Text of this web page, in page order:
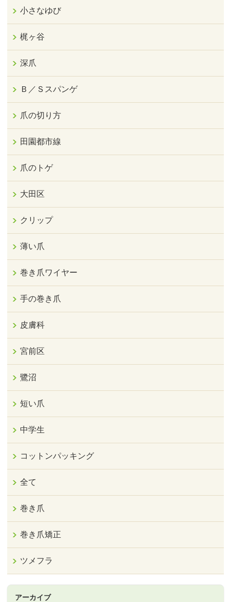
小さなゆび
梶ヶ谷
深爪
Ｂ／Ｓスパンゲ
爪の切り方
田園都市線
爪のトゲ
大田区
クリップ
薄い爪
巻き爪ワイヤー
手の巻き爪
皮膚科
宮前区
鷺沼
短い爪
中学生
コットンパッキング
全て
巻き爪
巻き爪矯正
ツメフラ
アーカイブ